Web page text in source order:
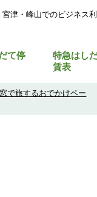
津・峰山でのビジネス
て停
特急はし
賃表
で旅するおでかけペー